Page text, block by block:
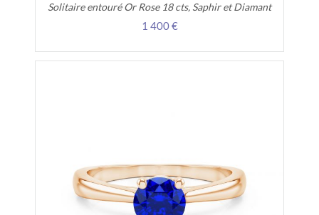
Solitaire entouré Or Rose 18 cts, Saphir et Diamant
1 400 €